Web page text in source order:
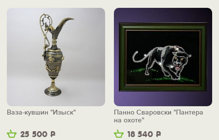
25 500 Р
Ваза-кувшин "Изыск"
18 540 Р
Панно Сваровски "Пантера
на охоте"